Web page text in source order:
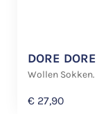
DORE DORE
Wollen Sokken.
€ 27,90